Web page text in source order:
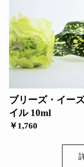
ブリーズ・イー
イル 10ml
￥1,760